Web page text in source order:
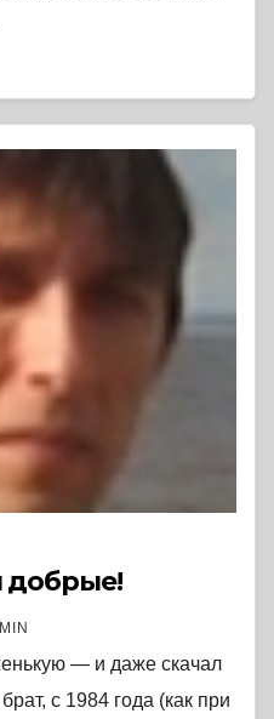
добрые!
— и даже скачал
с 1984 года (как при